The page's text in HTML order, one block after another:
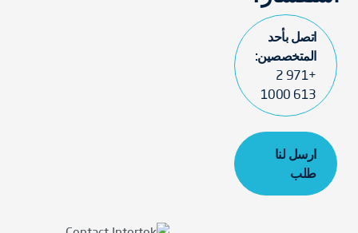
اتصل بأحد
المتخصصين:
+971 2
613 1000
ارسل لنا
طلب